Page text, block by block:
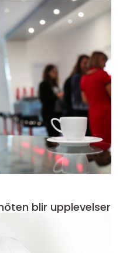
dalarna där möten blir upplevelser